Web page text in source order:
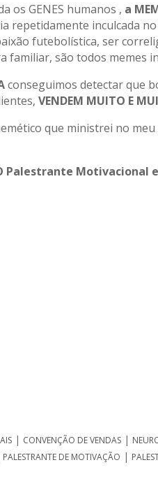
os GENES humanos , a
repetidamente inculcada
futebolística, ser
familiar, são todos memes
conseguimos detectar que
VENDEM MUITO E
que ministrei no meu
Palestrante Motivacional
| CONVENÇÃO DE VENDAS |
PALESTRANTE DE MOTIVAÇÃO |